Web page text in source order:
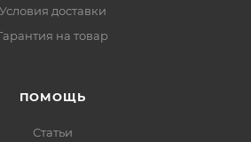
Условия доставки
на товар
ПОМОЩЬ
Статьи